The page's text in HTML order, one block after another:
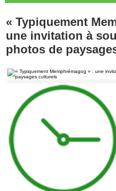
« Typiquement
une invitation à
photos de